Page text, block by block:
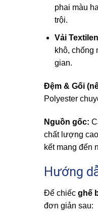
phai màu
trội.
Vải
khô, chống
gian.
Đệm & Gối
Polyester
Nguồn gốc:
chất lượng
kết mang đến
Hướng
Để chiếc ghế
đơn giản sau: